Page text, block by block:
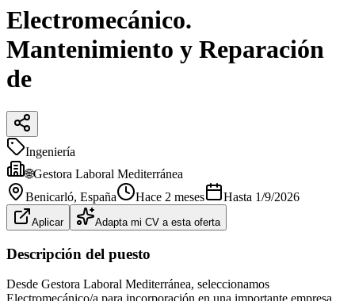
Electromecánico.
Mantenimiento y Reparación
de
Ingeniería
🌐Gestora Laboral Mediterránea
Benicarló, España Hace 2 meses Hasta 1/9/2026
Aplicar Adapta mi CV a esta oferta
Descripción del puesto
Desde Gestora Laboral Mediterránea, seleccionamos